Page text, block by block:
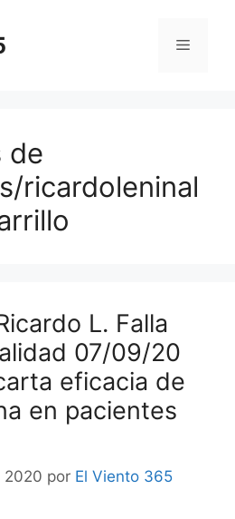
Menú
de
ricardoleninal
L. Falla
07/09/20
eficacia de
en pacientes
2020 por El Viento 365